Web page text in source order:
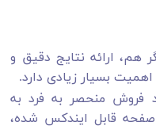
هم، ارائه نتایج دقیق و
بسیار زیادی دارد.
فروش منحصر به فرد به
قابل ایندکس شده،